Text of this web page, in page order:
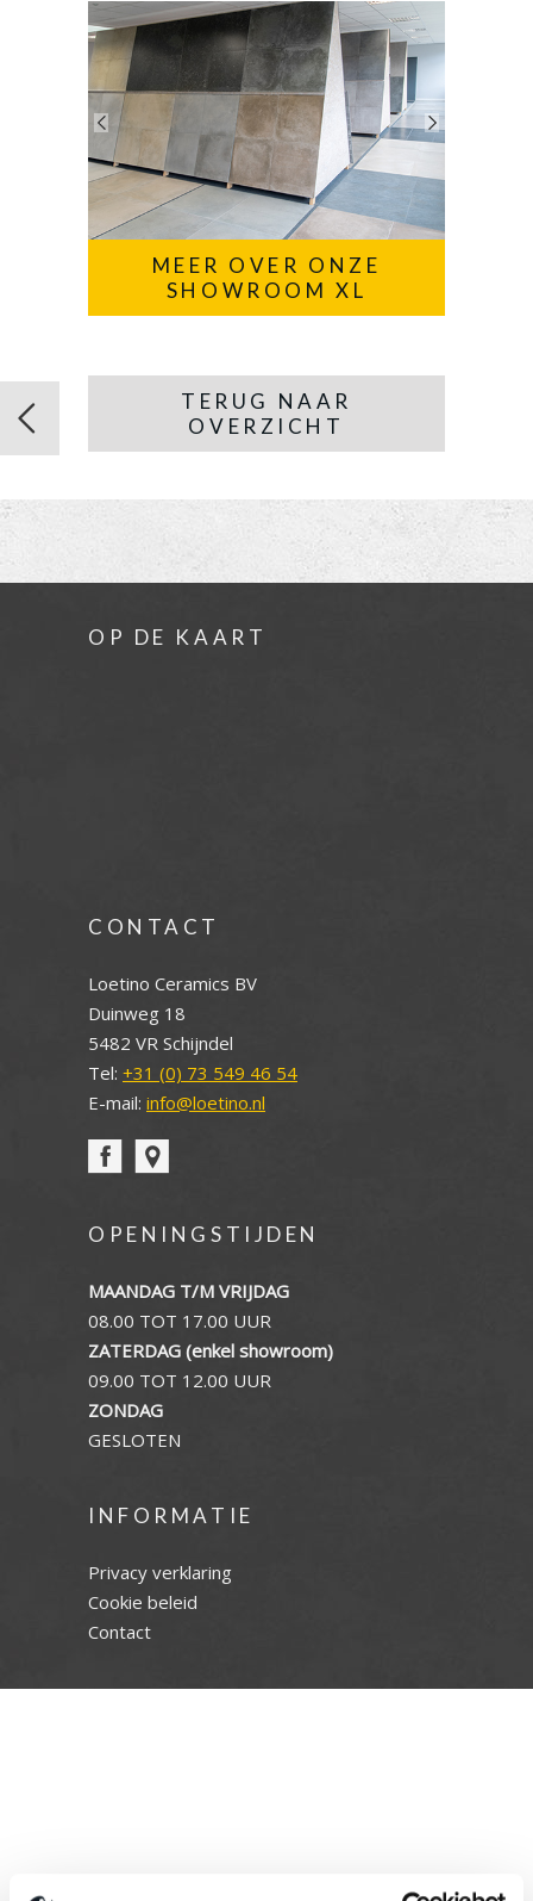
MEER OVER ONZE
SHOWROOM XL
TERUG NAAR
OVERZICHT
OP DE KAART
CONTACT
Loetino Ceramics BV
Duinweg 18
5482 VR Schijndel
Tel: +31 (0) 73 549 46 54
E-mail: info@loetino.nl
OPENINGSTIJDEN
MAANDAG T/M VRIJDAG
08.00 TOT 17.00 UUR
ZATERDAG (enkel showroom)
09.00 TOT 12.00 UUR
ZONDAG
GESLOTEN
INFORMATIE
Privacy verklaring
Cookie beleid
Contact